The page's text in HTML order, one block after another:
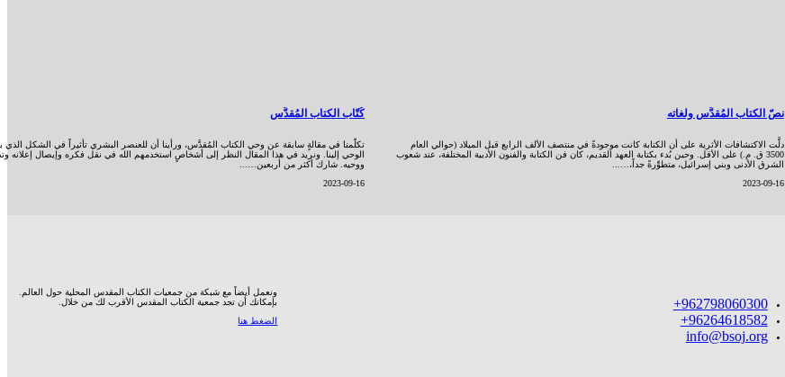
نصّ الكتاب المُقدَّس ولغاته
دلَّت الاكتشافات الأثرية على أن الكتابة كانت موجودةً في منتصف الألف الرابع قبل الميلاد (حوالي العام
3500 ق. م.) على الأقل. وحين بُدء بكتابة العهد القديم، كان فن الكتابة والفنون الأدبية المختلفة، عند شعوب
الشرق الأدنى وبني إسرائيل، متطوِّرةً جداً،…...
2023-09-16
كُتّاب الكتاب المُقدَّس
تكلّمنا في مقالةٍ سابقة عن وحي الكتاب المُقدَّس، ورأينا أن للعنصر البشري تأثيراً في الشكل
الوحي إلينا. ونريد في هذا المقال النظر إلى أشخاصٍ استخدمهم الله في نقل فكره وإيصال إعلانه
ووحيه. شارك أكثر من أربعين…...
2023-09-16
962798060300+
96264618582+
info@bsoj.org
ونعمل أيضاً مع شبكة من جمعيات الكتاب المقدس المحلية حول العالم.
بإمكانك أن تجد جمعية الكتاب المقدس الأقرب لك من خلال.
الضغط هنا